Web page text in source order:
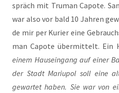
spräch mit Tru­man Capo­te.
war also vor bald 10 Jah­ren
de mir per Kurier eine
man Capo­te über­mit­telt. Ein
einem Haus­ein­gang auf einer
der Stadt Mariu­pol soll eine
gewar­tet haben. Sie war von